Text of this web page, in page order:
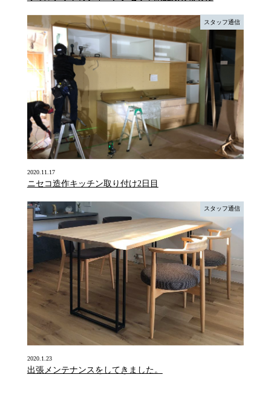
スタッフ通信
2020.11.17
ニセコ造作キッチン取り付け2日目
スタッフ通信
2020.1.23
出張メンテナンスをしてきました。